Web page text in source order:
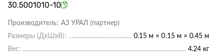
30.5001010-10
Производитель: АЗ УРАЛ (партнер)
Размеры (ДхШхВ):
0.15 м × 0.15 м × 0.45 м
Вес:
4.24 кг